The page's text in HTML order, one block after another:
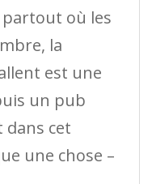
où les
la
est une
un pub
dans cet
une chose –